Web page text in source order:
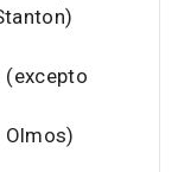
(excepto
Olmos)